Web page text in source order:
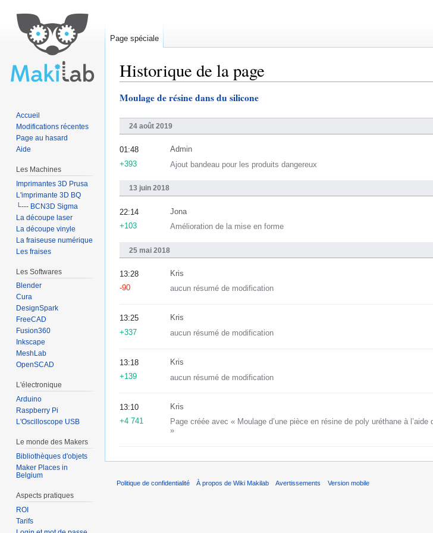
Historique de la page
Moulage de résine dans du silicone
24 août 2019
Admin
Ajout bandeau pour les produits dangereux
01:48
+393
13 juin 2018
Jona
Amélioration de la mise en forme
22:14
+103
25 mai 2018
Kris
aucun résumé de modification
13:28
-90
Kris
aucun résumé de modification
13:25
+337
Kris
aucun résumé de modification
13:18
+139
Kris
Page créée avec « Moulage d’une pièce en résine de poly uréthane à
»
13:10
+4 741
Page spéciale
Accueil
Modifications récentes
Page au hasard
Aide
Les Machines
Imprimantes 3D Prusa
L'imprimante 3D BQ
└--- BCN3D Sigma
La découpe laser
La découpe vinyle
La fraiseuse numérique
Les fraises
Les Softwares
Blender
Cura
DesignSpark
FreeCAD
Fusion360
Inkscape
MeshLab
OpenSCAD
L'électronique
Arduino
Raspberry Pi
L'Oscilloscope USB
Le monde des Makers
Bibliothèques d'objets
Maker Places in
Belgium
Aspects pratiques
ROI
Tarifs
Politique de confidentialité À propos de Wiki Makilab Avertissements Version mobile